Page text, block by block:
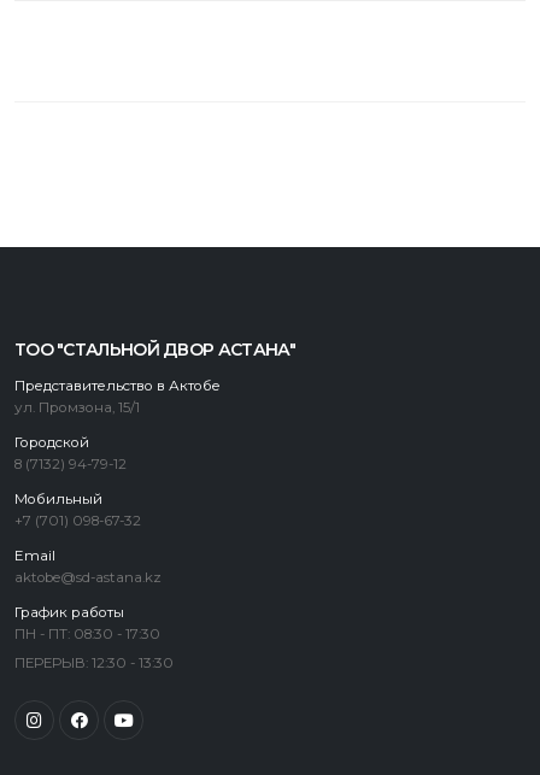
ТОО "СТАЛЬНОЙ ДВОР АСТАНА"
Представительство в Актобе
ул. Промзона, 15/1
Городской
8 (7132) 94-79-12
Мобильный
+7 (701) 098-67-32
Email
aktobe@sd-astana.kz
График работы
ПН - ПТ: 08:30 - 17:30
ПЕРЕРЫВ: 12:30 - 13:30